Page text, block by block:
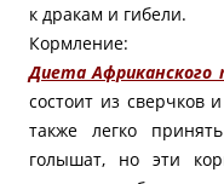
к дракам и гибели.
Кормление:
Диета Африканского
состоит из
также легко
голышат, но эти